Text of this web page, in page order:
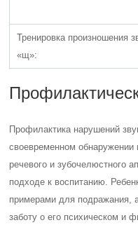
Тренировка произношения
«щ»:
Профилактика нарушений
своевременном обнаружении
речевого и зубочелюстного
подходе к воспитанию.
примерами для подражания,
заботу о его психическом и